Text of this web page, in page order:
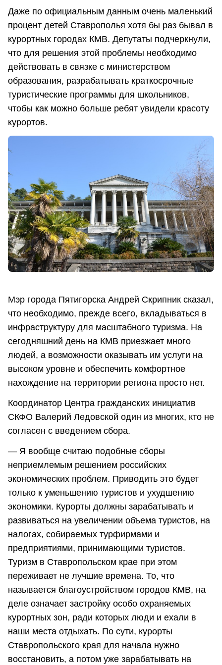
Даже по официальным данным очень маленький
процент детей Ставрополья хотя бы раз бывал в
курортных городах КМВ. Депутаты подчеркнули,
что для решения этой проблемы необходимо
действовать в связке с министерством
образования, разрабатывать краткосрочные
туристические программы для школьников,
чтобы как можно больше ребят увидели красоту
курортов.
Мэр города Пятигорска Андрей Скрипник сказал,
что необходимо, прежде всего, вкладываться в
инфраструктуру для масштабного туризма. На
сегодняшний день на КМВ приезжает много
людей, а возможности оказывать им услуги на
высоком уровне и обеспечить комфортное
нахождение на территории региона просто нет.
Координатор Центра гражданских инициатив
СКФО Валерий Ледовской один из многих, кто не
согласен с введением сбора.
— Я вообще считаю подобные сборы
неприемлемым решением российских
экономических проблем. Приводить это будет
только к уменьшению туристов и ухудшению
экономики. Курорты должны зарабатывать и
развиваться на увеличении объема туристов, на
налогах, собираемых турфирмами и
предприятиями, принимающими туристов.
Туризм в Ставропольском крае при этом
переживает не лучшие времена. То, что
называется благоустройством городов КМВ, на
деле означает застройку особо охраняемых
курортных зон, ради которых люди и ехали в
наши места отдыхать. По сути, курорты
Ставропольского края для начала нужно
восстановить, а потом уже зарабатывать на